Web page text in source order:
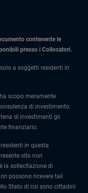
contenente le
presso i Collocatori.
a soggetti residenti in
scopo meramente
di investimento.
di investimenti gli
finanziario.
in questa
sito non
la sollecitazione di
possono ricevere tali
Stato di cui sono cittadini